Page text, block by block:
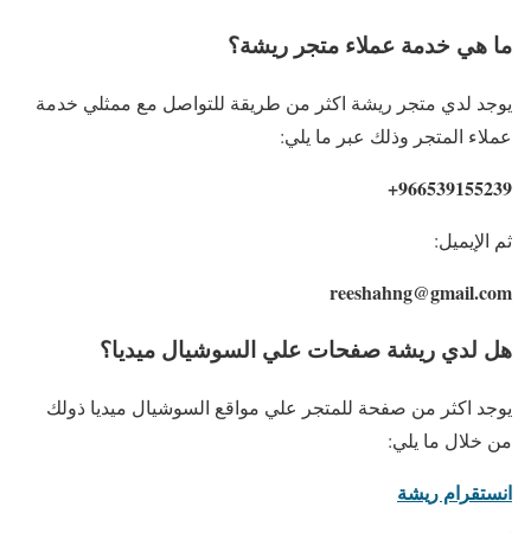
ما هي خدمة عملاء متجر ريشة؟
يوجد لدي متجر ريشة اكثر من طريقة للتواصل مع ممثلي خدمة
عملاء المتجر وذلك عبر ما يلي:
966539155239+
ثم الإيميل:
reeshahng@gmail.com
هل لدي ريشة صفحات علي السوشيال ميديا؟
يوجد اكثر من صفحة للمتجر علي مواقع السوشيال ميديا ذولك
من خلال ما يلي:
انستقرام ريشة